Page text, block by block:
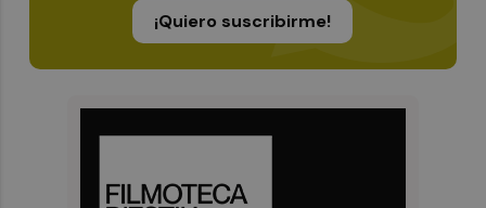
¡Quiero suscribirme!